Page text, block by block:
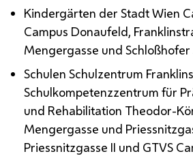
Kindergärten der Stadt Wien
Campus Donaufeld,
Mengergasse und Schloßhofer
Schulen Schulzentrum
Schulkompetenzzentrum für
und Rehabilitation Theodor-
Mengergasse und
Priessnitzgasse II und GTVS